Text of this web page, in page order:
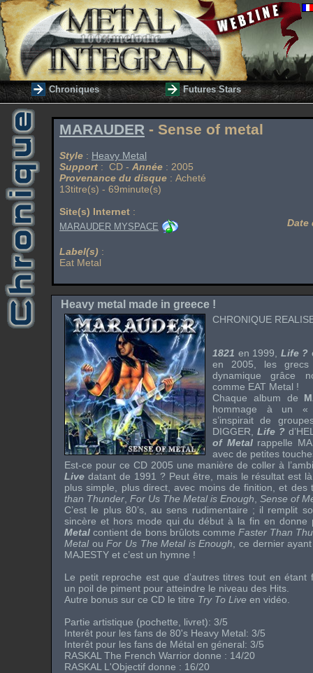
Chroniques Futures Stars
MARAUDER - Sense of metal
Style : Heavy Metal
Support : CD - Année : 2005
Provenance du disque : Acheté
13titre(s) - 69minute(s)
Site(s) Internet :
MARAUDER MYSPACE
Label(s) :
Eat Metal
Date
Heavy metal made in greece !
CHRONIQUE
1821 en 1999, Life ?
en 2005, les grecs
dynamique grâce
comme EAT Metal !
Chaque album de
hommage à un «
s’inspirait de
DIGGER
Life ? d’
of Metal rappelle
avec de petites
Est-ce pour ce CD 2005 une manière de coller à
Live datant de 1991 ? Peut être, mais le résultat est
plus simple, plus direct, avec moins de finition, et des
than Thunder For Us The Metal is Enough Sense of
C’est le plus 80’s, au sens rudimentaire ; il remplit
sincère et hors mode qui du début à la fin en
Metalcontient de bons brûlots commeFaster Than
Metal ouFor Us The Metal is Enough , ce dernier
MAJESTY et c’est un hymne !
Le petit reproche est que d’autres titres tout en étant
un poil de piment pour atteindre le niveau des Hits.
Autre bonus sur ce CD le titre Try To Live en vidéo.
Partie artistique (pochette, livret): 3/5
Interêt pour les fans de 80's Heavy Metal: 3/5
Interêt pour les fans de Métal en géneral: 3/5
RASKAL The French Warrior donne : 14/20
RASKAL L'Objectif donne : 16/20